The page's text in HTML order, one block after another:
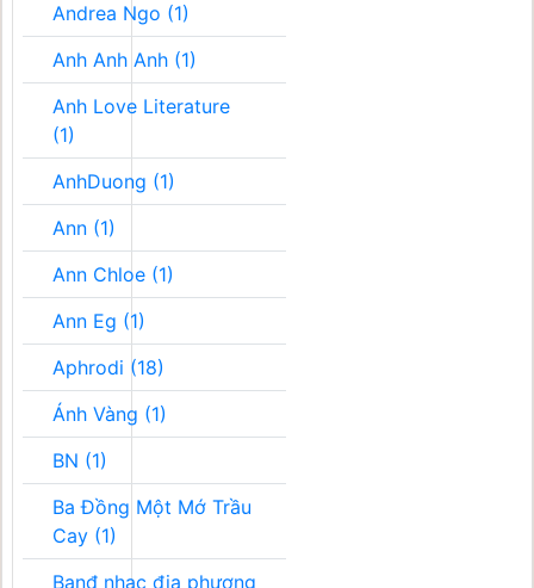
Andrea Ngo (1)
Anh Anh Anh (1)
Anh Love Literature
(1)
AnhDuong (1)
Ann (1)
Ann Chloe (1)
Ann Eg (1)
Aphrodi (18)
Ánh Vàng (1)
BN (1)
Ba Đồng Một Mớ Trầu
Cay (1)
Banđ nhạc địa phương